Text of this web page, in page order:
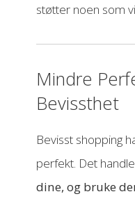
støtter noen som
Mindre
Bevissthet
Bevisst shopping
perfekt. Det
dine, og bruke